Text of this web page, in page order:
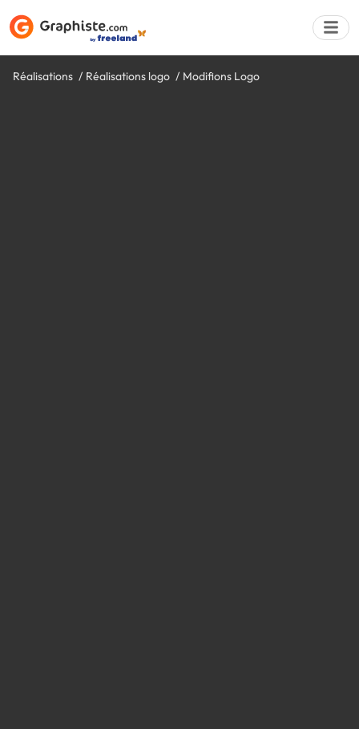
Réalisations Réalisations logo Modifions Logo